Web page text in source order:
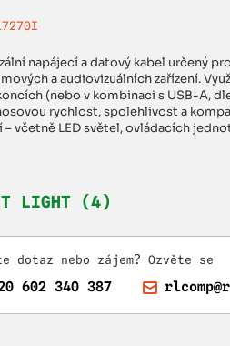
napájecí a datový kabel určený
a audiovizuálních zařízení.
(nebo v kombinaci s USB-A,
rychlost, spolehlivost a
– včetně LED světel, ovládacích
LIGHT (4)
dotaz nebo zájem? Ozvěte se
602 340 387